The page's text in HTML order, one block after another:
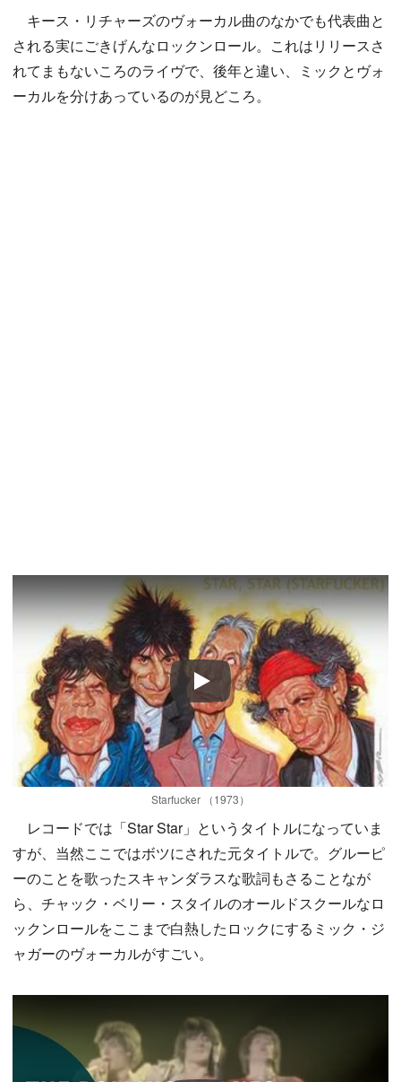
キース・リチャーズのヴォーカル曲のなかでも代表曲と
される実にごきげんなロックンロール。これはリリースさ
れてまもないころのライヴで、後年と違い、ミックとヴォ
ーカルを分けあっているのが見どころ。
Play
Starfucker （1973）
レコードでは「Star Star」というタイトルになっていま
すが、当然ここではボツにされた元タイトルで。グルーピ
ーのことを歌ったスキャンダラスな歌詞もさることなが
ら、チャック・ベリー・スタイルのオールドスクールなロ
ックンロールをここまで白熱したロックにするミック・ジ
ャガーのヴォーカルがすごい。